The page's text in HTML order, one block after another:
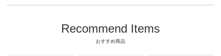
Recommend Items
おすすめ商品